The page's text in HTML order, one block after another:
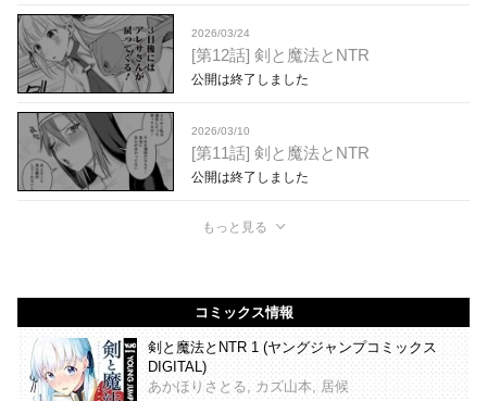
2026/03/24
[第12話] 剣と魔法とNTR
公開は終了しました
2026/03/10
[第11話] 剣と魔法とNTR
公開は終了しました
もっと見る
コミックス情報
剣と魔法とNTR 1 (ヤングジャンプコミックス
DIGITAL)
あかほりさとる, カズ山本, 居候